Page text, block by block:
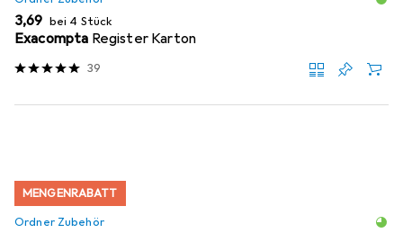
EUR
3,69 bei 4 Stück
Exacompta Register Karton
39
MENGENRABATT
Ordner Zubehör